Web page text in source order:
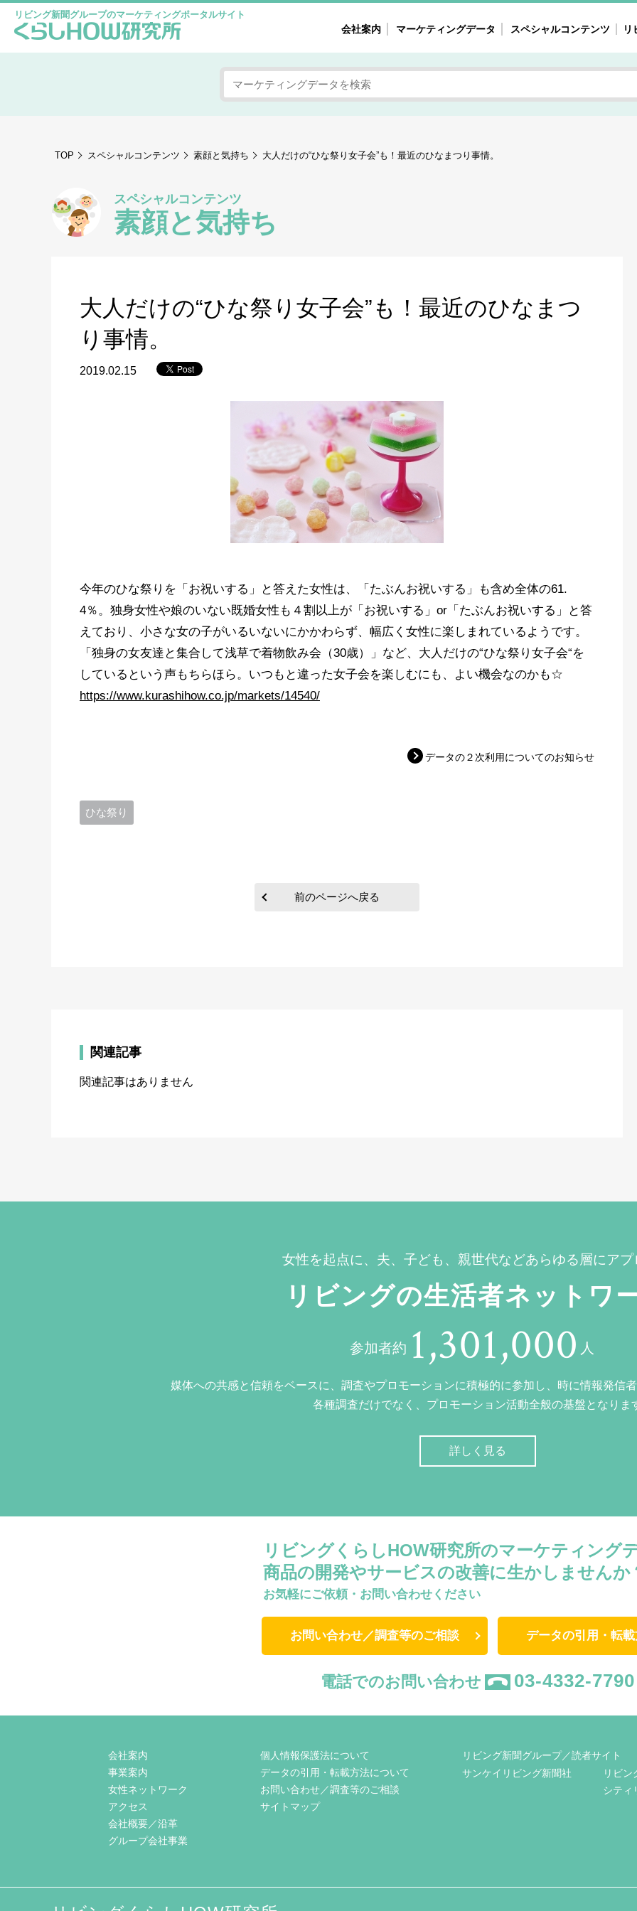
リビング新聞グループのマーケティングポータルサイト
会社案内 マーケティングデータ スペシャルコンテンツ
女性の気持ちと消費がリアルに見える
自主調査レポート
注目タ
40'
リ
TOP スペシャルコンテンツ 素顔と気持ち 大人だけの“ひな祭り女子会”も！最近のひなまつり事情。
スペシャルコンテンツ
素顔と気持ち
大人だけの“ひな祭り女子会”も！最近のひなまつ
り事情。
2019.02.15
今年のひな祭りを「お祝いする」と答えた女性は、「たぶんお祝いする」も含め全体の61.
4％。独身女性や娘のいない既婚女性も４割以上が「お祝いする」or「たぶんお祝いする」と答
えており、小さな女の子がいるいないにかかわらず、幅広く女性に楽しまれているようです。
「独身の女友達と集合して浅草で着物飲み会（30歳）」など、大人だけの“ひな祭り女子会“を
しているという声もちらほら。いつもと違った女子会を楽しむにも、よい機会なのかも☆
https://www.kurashihow.co.jp/markets/14540/
データの２次利用についてのお知らせ
ひな祭り
前のページへ戻る
関連記事
関連記事はありません
女性を起点に、夫、子ども、親世代などあらゆる層にアプ
リビングの生活者ネットワ
参加者約 1,301,000 人
媒体への共感と信頼をベースに、調査やプロモーションに積極的に参加し、時に情報発信
各種調査だけでなく、プロモーション活動全般の基盤となりま
詳しく見る
リビングくらしHOW研究所のマーケティング
商品の開発やサービスの改善に生かしませんか
お気軽にご依頼・お問い合わせください
お問い合わせ／調査等のご相談 データの引用・転
電話でのお問い合わせ 03-4332-7790
会社案内
事業案内
女性ネットワーク
アクセス
会社概要／沿革
グループ会社事業
個人情報保護法について
データの引用・転載方法について
お問い合わせ／調査等のご相談
サイトマップ
リビング新聞グループ／読者サイト
サンケイリビング新聞社
リビン
シティ